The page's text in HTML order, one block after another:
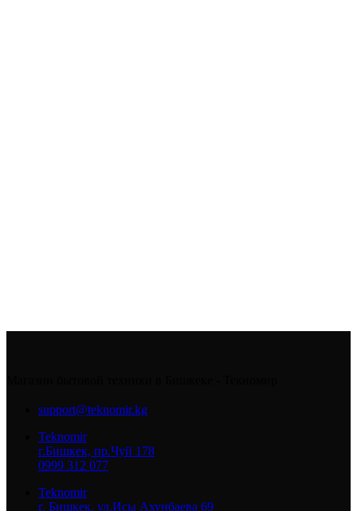
support@teknomir.kg
Teknomir
г.Бишкек, пр.Чуй 178
0999 312 077
Teknomir
г. Бишкек, ул.Исы Ахунбаева 69